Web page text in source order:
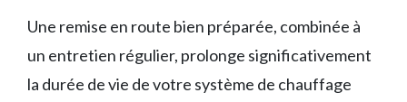
Une remise en route bien préparée, combinée à
un entretien régulier, prolonge significativement
la durée de vie de votre système de chauffage